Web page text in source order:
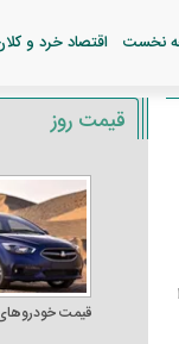
نخست اقتصاد خرد و
قیمت روز
قیمت